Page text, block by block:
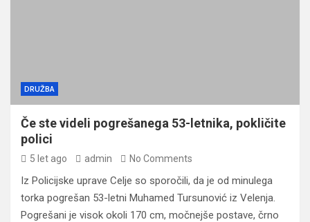
DRUŽBA
Če ste videli pogrešanega 53-letnika, pokličite
polici
5 let ago admin No Comments
Iz Policijske uprave Celje so sporočili, da je od minulega
torka pogrešan 53-letni Muhamed Tursunović iz Velenja.
Pogrešani je visok okoli 170 cm, močnejše postave, črno